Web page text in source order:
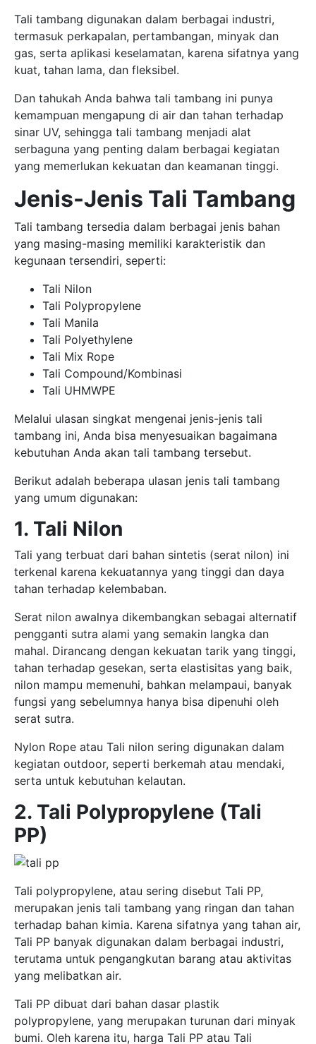
Tali tambang digunakan dalam berbagai industri,
termasuk perkapalan, pertambangan, minyak dan
gas, serta aplikasi keselamatan, karena sifatnya yang
kuat, tahan lama, dan fleksibel.
Dan tahukah Anda bahwa tali tambang ini punya
kemampuan mengapung di air dan tahan terhadap
sinar UV, sehingga tali tambang menjadi alat
serbaguna yang penting dalam berbagai kegiatan
yang memerlukan kekuatan dan keamanan tinggi.
Jenis-Jenis Tali Tambang
Tali tambang tersedia dalam berbagai jenis bahan
yang masing-masing memiliki karakteristik dan
kegunaan tersendiri, seperti:
Tali Nilon
Tali Polypropylene
Tali Manila
Tali Polyethylene
Tali Mix Rope
Tali Compound/Kombinasi
Tali UHMWPE
Melalui ulasan singkat mengenai jenis-jenis tali
tambang ini, Anda bisa menyesuaikan bagaimana
kebutuhan Anda akan tali tambang tersebut.
Berikut adalah beberapa ulasan jenis tali tambang
yang umum digunakan:
1. Tali Nilon
Tali yang terbuat dari bahan sintetis (serat nilon) ini
terkenal karena kekuatannya yang tinggi dan daya
tahan terhadap kelembaban.
Serat nilon awalnya dikembangkan sebagai alternatif
pengganti sutra alami yang semakin langka dan
mahal. Dirancang dengan kekuatan tarik yang tinggi,
tahan terhadap gesekan, serta elastisitas yang baik,
nilon mampu memenuhi, bahkan melampaui, banyak
fungsi yang sebelumnya hanya bisa dipenuhi oleh
serat sutra.
Nylon Rope atau Tali nilon sering digunakan dalam
kegiatan outdoor, seperti berkemah atau mendaki,
serta untuk kebutuhan kelautan.
2. Tali Polypropylene (Tali
PP)
Tali polypropylene, atau sering disebut Tali PP,
merupakan jenis tali tambang yang ringan dan tahan
terhadap bahan kimia. Karena sifatnya yang tahan air,
Tali PP banyak digunakan dalam berbagai industri,
terutama untuk pengangkutan barang atau aktivitas
yang melibatkan air.
Tali PP dibuat dari bahan dasar plastik
polypropylene, yang merupakan turunan dari minyak
bumi. Oleh karena itu, harga Tali PP atau Tali